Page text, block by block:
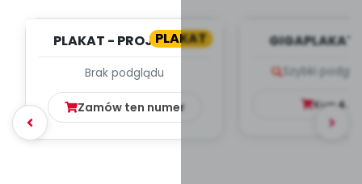
PLAKAT
PLAKAT - PROJEKTY -
WIELKIEJ LITERA...
Brak podglądu
Zamów ten numer
GIGAPLAKAT
Szybki
Kup